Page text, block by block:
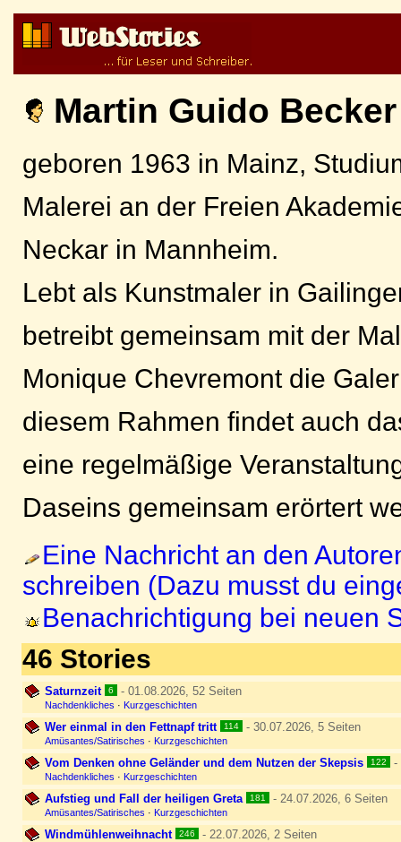
Martin Guido Becker
geboren 1963 in Mainz,
Malerei an der Freien
Neckar in Mannheim.
Lebt als Kunstmaler in
betreibt gemeinsam mit der
Monique Chevremont die
diesem Rahmen findet auch
eine regelmäßige
Daseins gemeinsam erörtert
Eine Nachricht an den
schreiben (Dazu musst du
Benachrichtigung bei neuen
46 Stories
Saturnzeit 6 - 01.08.2026, 52 Seiten
Nachdenkliches · Kurzgeschichten
Wer einmal in den Fettnapf tritt 114 - 30.07.2026, 5 Seiten
Amüsantes/Satirisches · Kurzgeschichten
Vom Denken ohne Geländer und dem Nutzen der Skepsis 122 -
Nachdenkliches · Kurzgeschichten
Aufstieg und Fall der heiligen Greta 181 - 24.07.2026, 6 Seiten
Amüsantes/Satirisches · Kurzgeschichten
Windmühlenweihnacht 246 - 22.07.2026, 2 Seiten